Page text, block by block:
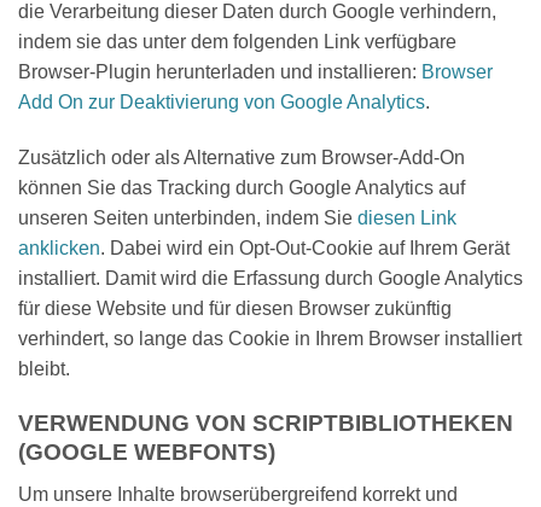
die Verarbeitung dieser Daten durch Google verhindern,
indem sie das unter dem folgenden Link verfügbare
Browser-Plugin herunterladen und installieren: Browser
Add On zur Deaktivierung von Google Analytics.
Zusätzlich oder als Alternative zum Browser-Add-On
können Sie das Tracking durch Google Analytics auf
unseren Seiten unterbinden, indem Sie diesen Link
anklicken. Dabei wird ein Opt-Out-Cookie auf Ihrem Gerät
installiert. Damit wird die Erfassung durch Google Analytics
für diese Website und für diesen Browser zukünftig
verhindert, so lange das Cookie in Ihrem Browser installiert
bleibt.
VERWENDUNG VON SCRIPTBIBLIOTHEKEN
(GOOGLE WEBFONTS)
Um unsere Inhalte browserübergreifend korrekt und